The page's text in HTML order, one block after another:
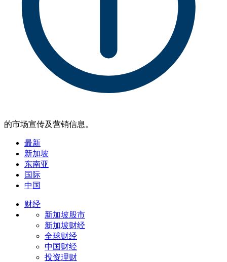
的市场宣传及营销信息。
最新
新加坡
东南亚
国际
中国
财经
新加坡股市
新加坡财经
全球财经
中国财经
投资理财